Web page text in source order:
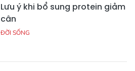
Lưu ý khi bổ sung protein giảm
cân
ĐỜI SỐNG